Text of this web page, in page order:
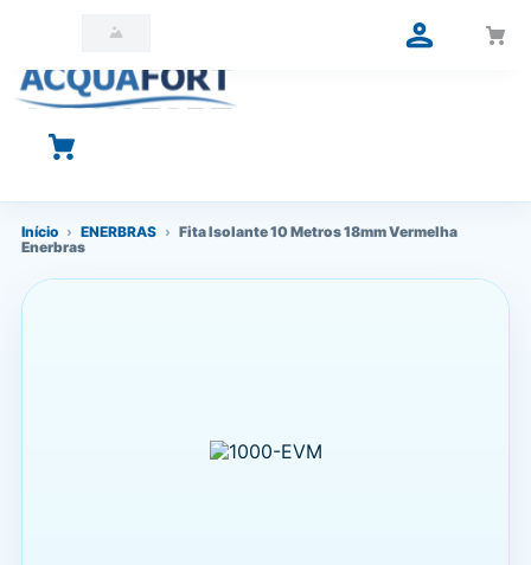
O que você está procurando?
Início › ENERBRAS › Fita Isolante 10 Metros 18mm Vermelha
Enerbras